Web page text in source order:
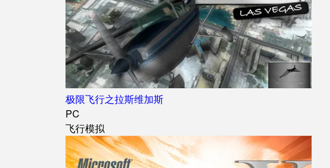
极限飞行之拉斯维加斯
PC
飞行模拟